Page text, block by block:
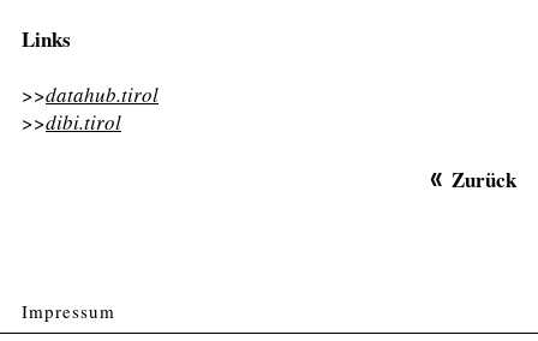
Links
>>datahub.tirol
>>dibi.tirol
Zurück
Impressum